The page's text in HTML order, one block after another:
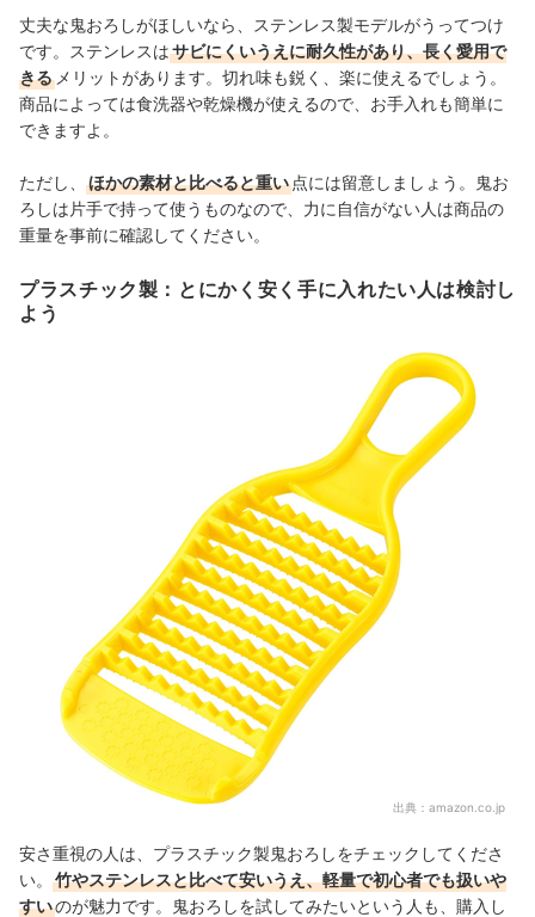
丈夫な鬼おろしがほしいなら、ステンレス製モデルがうってつけ
です。ステンレスはサビにくいうえに耐久性があり、長く愛用で
きる メリットがあります。切れ味も鋭く、楽に使えるでしょう。
商品によっては食洗器や乾燥機が使えるので、お手入れも簡単に
できますよ。
ただし、 ほかの素材と比べると重い 点には留意しましょう。鬼お
ろしは片手で持って使うものなので、力に自信がない人は商品の
重量を事前に確認してください。
プラスチック製：とにかく安く手に入れたい人は検討し
よう
出典： amazon.co.jp
安さ重視の人は、プラスチック製鬼おろしをチェックしてくださ
い。
竹やステンレスと比べて安いうえ、軽量で初心者でも扱いや
すいのが魅力です。鬼おろしを試してみたいという人も、購入し